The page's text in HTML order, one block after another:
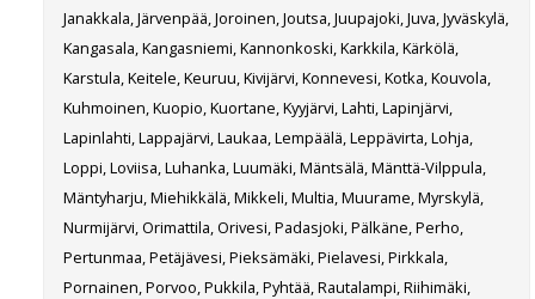
Janakkala, Järvenpää, Joroinen, Joutsa, Juupajoki, Juva, Jyväskylä,
Kangasala, Kangasniemi, Kannonkoski, Karkkila, Kärkölä,
Karstula, Keitele, Keuruu, Kivijärvi, Konnevesi, Kotka, Kouvola,
Kuhmoinen, Kuopio, Kuortane, Kyyjärvi, Lahti, Lapinjärvi,
Lapinlahti, Lappajärvi, Laukaa, Lempäälä, Leppävirta, Lohja,
Loppi, Loviisa, Luhanka, Luumäki, Mäntsälä, Mänttä-Vilppula,
Mäntyharju, Miehikkälä, Mikkeli, Multia, Muurame, Myrskylä,
Nurmijärvi, Orimattila, Orivesi, Padasjoki, Pälkäne, Perho,
Pertunmaa, Petäjävesi, Pieksämäki, Pielavesi, Pirkkala,
Pornainen, Porvoo, Pukkila, Pyhtää, Rautalampi, Riihimäki,